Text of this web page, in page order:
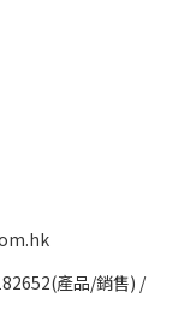
產品/銷售) /